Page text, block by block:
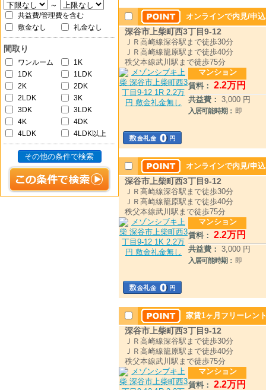
～
共益費/管理費を含む
敷金なし
礼金なし
間取り
ワンルーム
1K
1DK
1LDK
2K
2DK
2LDK
3K
3DK
3LDK
4K
4DK
4LDK
4LDK以上
その他の条件で検索
オンラインで内見/申
深谷市上柴町西3丁目9-12
ＪＲ高崎線深谷駅まで徒歩30分
ＪＲ高崎線籠原駅まで徒歩40分
秩父本線武川駅まで徒歩75分
マンション
賃料： 2.2万円
共益費： 3,000 円
入居可能時期： 即
オンラインで内見/申
深谷市上柴町西3丁目9-12
ＪＲ高崎線深谷駅まで徒歩30分
ＪＲ高崎線籠原駅まで徒歩40分
秩父本線武川駅まで徒歩75分
マンション
賃料： 2.2万円
共益費： 3,000 円
入居可能時期： 即
家賃1ヶ月フリーレン
深谷市上柴町西3丁目9-12
ＪＲ高崎線深谷駅まで徒歩30分
ＪＲ高崎線籠原駅まで徒歩40分
秩父本線武川駅まで徒歩75分
マンション
賃料： 2.2万円